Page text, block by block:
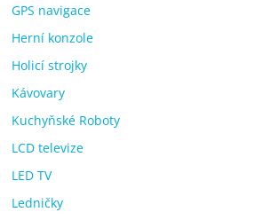
GPS navigace
Herní konzole
Holicí strojky
Kávovary
Kuchyňské Roboty
LCD televize
LED TV
Ledničky